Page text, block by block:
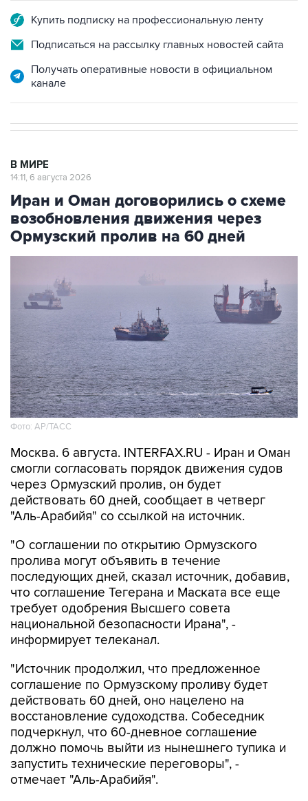
Подписаться на рассылку главных новостей сайта
Получать оперативные новости в официальном
Иран и Оман договорились о схеме
возобновления движения через
Ормузский пролив на 60 дней
Фото: AP/ТАСС
Москва. 6 августа. INTERFAX.RU - Иран и Оман
через Ормузский пролив, он будет
действовать 60 дней, сообщает в четверг
"Аль-Арабийя" со ссылкой на источник.
"О соглашении по открытию Ормузского
последующих дней, сказал источник, добавив,
что соглашение Тегерана и Маската все еще
требует одобрения Высшего совета
национальной безопасности Ирана", -
информирует телеканал.
"Источник продолжил, что предложенное
действовать 60 дней, оно нацелено на
восстановление судоходства. Собеседник
подчеркнул, что 60-дневное соглашение
должно помочь выйти из нынешнего тупика и
запустить технические переговоры", -
отмечает "Аль-Арабийя".
По словам источника, входящие в Ормузский